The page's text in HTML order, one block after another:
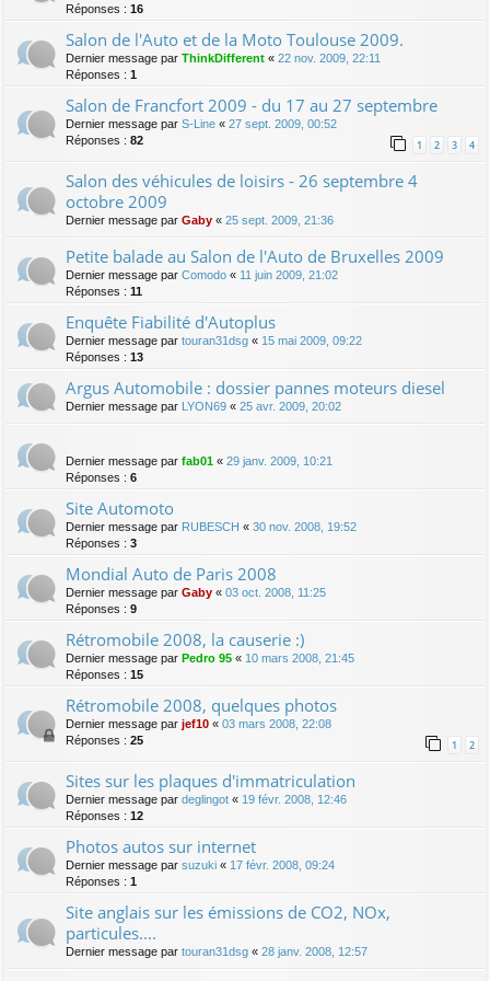
Réponses : 16
Salon de l'Auto et de la Moto Toulouse 2009.
Dernier message par ThinkDifferent « 22 nov. 2009, 22:11
Réponses : 1
Salon de Francfort 2009 - du 17 au 27 septembre
Dernier message par S-Line « 27 sept. 2009, 00:52
Réponses : 82 1 2 3 4
Salon des véhicules de loisirs - 26 septembre 4
octobre 2009
Dernier message par Gaby « 25 sept. 2009, 21:36
Petite balade au Salon de l'Auto de Bruxelles 2009
Dernier message par Comodo « 11 juin 2009, 21:02
Réponses : 11
Enquête Fiabilité d'Autoplus
Dernier message par touran31dsg « 15 mai 2009, 09:22
Réponses : 13
Argus Automobile : dossier pannes moteurs diesel
Dernier message par LYON69 « 25 avr. 2009, 20:02
Dernier message par fab01 « 29 janv. 2009, 10:21
Réponses : 6
Site Automoto
Dernier message par RUBESCH « 30 nov. 2008, 19:52
Réponses : 3
Mondial Auto de Paris 2008
Dernier message par Gaby « 03 oct. 2008, 11:25
Réponses : 9
Rétromobile 2008, la causerie :)
Dernier message par Pedro 95 « 10 mars 2008, 21:45
Réponses : 15
Rétromobile 2008, quelques photos
Dernier message par jef10 « 03 mars 2008, 22:08
Réponses : 25 1 2
Sites sur les plaques d'immatriculation
Dernier message par deglingot « 19 févr. 2008, 12:46
Réponses : 12
Photos autos sur internet
Dernier message par suzuki « 17 févr. 2008, 09:24
Réponses : 1
Site anglais sur les émissions de CO2, NOx,
particules....
Dernier message par touran31dsg « 28 janv. 2008, 12:57